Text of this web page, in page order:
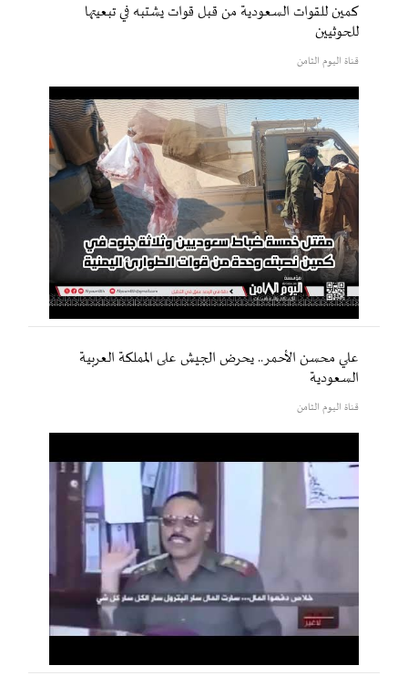
كمين للقوات السعودية من قبل قوات يشتبه في تبعيتها
للحوثيين
قناة اليوم الثامن
علي محسن الأحمر.. يحرض الجيش على المملكة العربية
السعودية
قناة اليوم الثامن